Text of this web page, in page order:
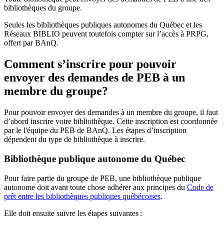
bibliothèques du groupe.
Seules les bibliothèques publiques autonomes du Québec et les
Réseaux BIBLIO peuvent toutefois compter sur l’accès à PRPG,
offert par BAnQ.
Comment s’inscrire pour pouvoir
envoyer des demandes de PEB à un
membre du groupe?
Pour pouvoir envoyer des demandes à un membre du groupe, il faut
d’abord inscrire votre bibliothèque. Cette inscription est coordonnée
par le l'équipe du PEB de BAnQ. Les étapes d’inscription
dépendent du type de bibliothèque à inscrire.
Bibliothèque publique autonome du Québec
Pour faire partie du groupe de PEB, une bibliothèque publique
autonome doit avant toute chose adhérer aux principes du Code de
prêt entre les bibliothèques publiques québécoises.
Elle doit ensuite suivre les étapes suivantes :